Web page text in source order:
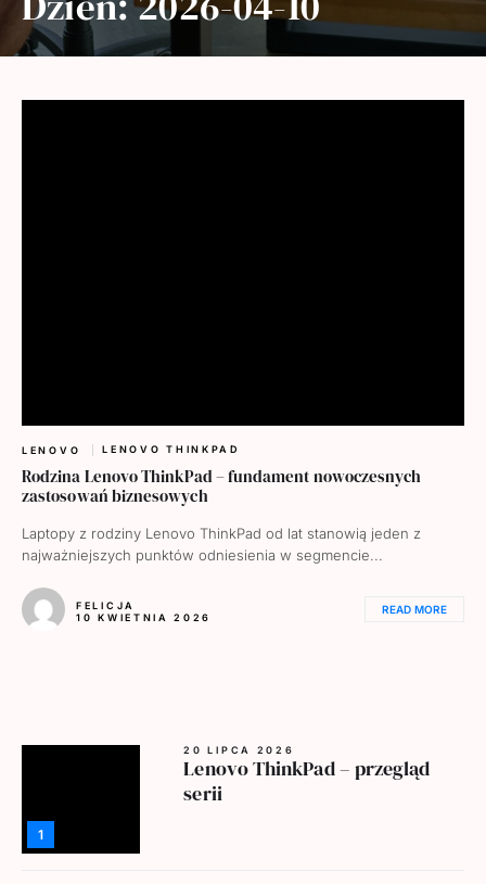
LENOVO LENOVO THINKPAD
Rodzina Lenovo ThinkPad – fundament nowoczesnych
zastosowań biznesowych
Laptopy z rodziny Lenovo ThinkPad od lat stanowią jeden z
najważniejszych punktów odniesienia w segmencie...
FELICJA
10 KWIETNIA 2026
READ MORE
1
20 LIPCA 2026
Lenovo ThinkPad – przegląd
serii